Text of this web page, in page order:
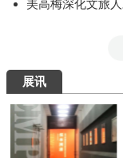
美高梅深化文旅
展讯